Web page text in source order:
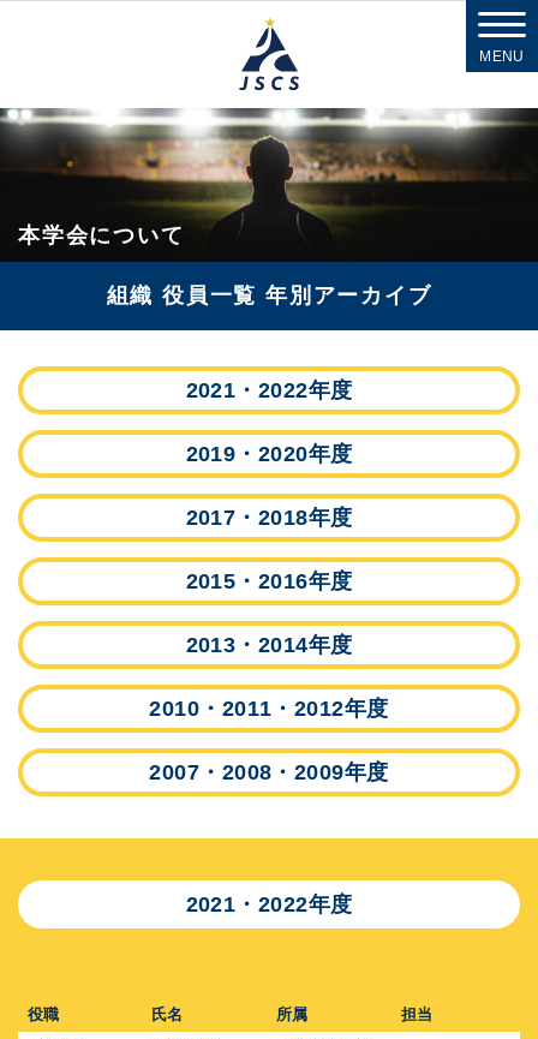
MENU
本学会について
組織 役員一覧 年別アーカイブ
2021・2022年度
2019・2020年度
2017・2018年度
2015・2016年度
2013・2014年度
2010・2011・2012年度
2007・2008・2009年度
2021・2022年度
役職 氏名 所属
担当